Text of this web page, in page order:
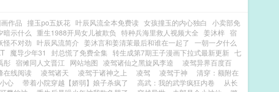
作品 撞玉po五妖花 叶辰风流全本免费读 女孩撞玉的内心独白 小卖部免
暗示什么 重生1988开局女儿被欺负 特种兵海里救人视频大全 姜沐梓 宿
怪不对劲 叶辰风流简介 姜沐言和姜清茉最后和谁在一起了 一朝一夕什么
魔导少年31 封总慌了免费全集 转生成第7期王子漫画下拉式最新更新 七
彤 宿傩同人文晋江 网站地图 凌驾诸仙之黑旋风李逵
凌驾异界百度百
在线阅读 凌驾诸天 凌驾于诸神之上 凌驾 凌驾于神
清穿：额附在
心 带着小院穿越【娇弱】娘子杀疯了 高武：我的武学疯狂内卷
从长